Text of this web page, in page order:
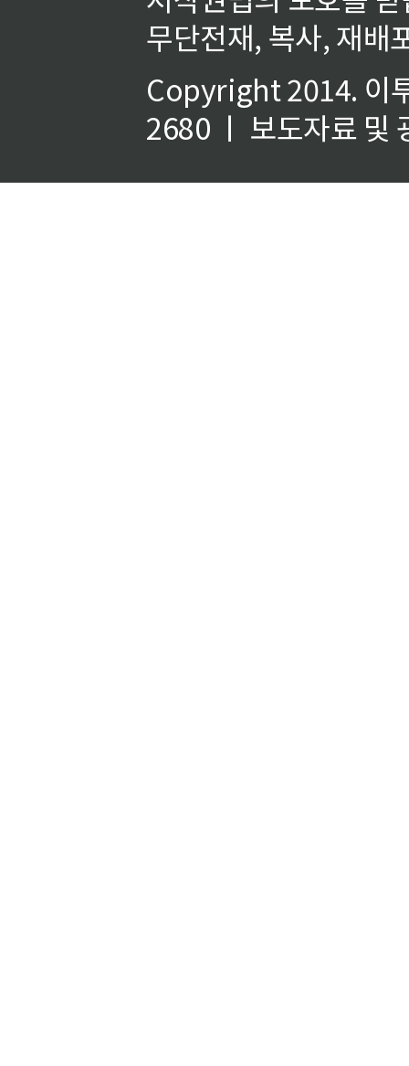
무단전재, 복사, 재배
Copyright 2014. 이
2680 ㅣ 보도자료